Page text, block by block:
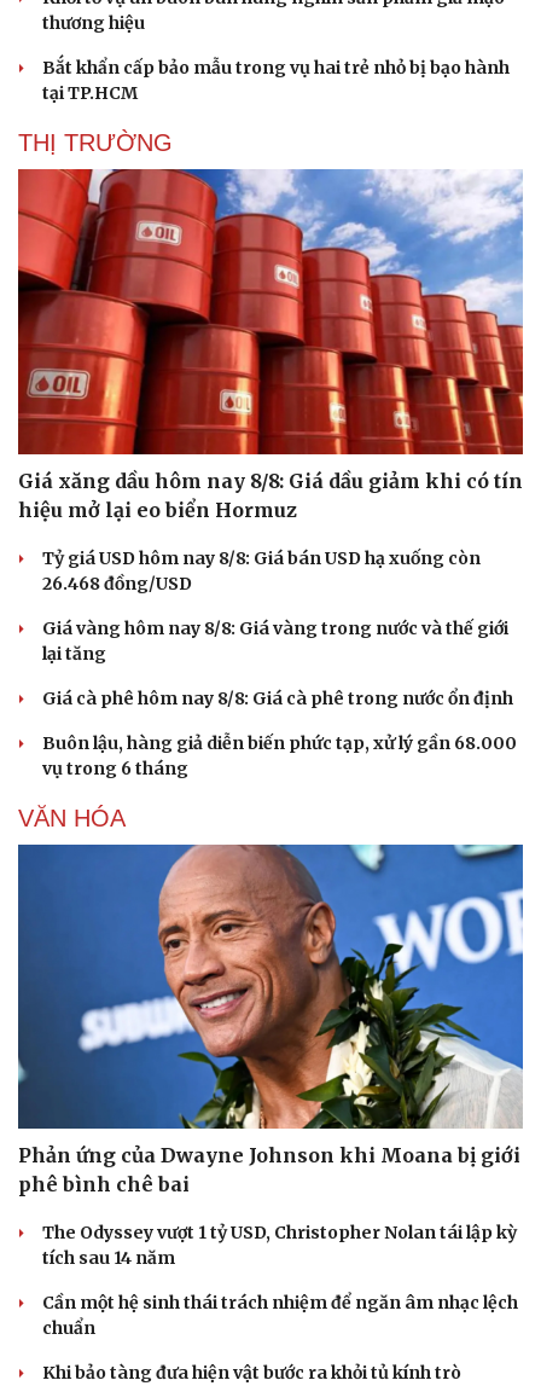
Săn Tour
check-in
Podcast
Câu chuyện thời sự
Đọc truyện đêm khuya
Cửa sổ tình yêu
Kể chuyện cho bé
Hạt giống tâm hồn
thương hiệu
Bắt khẩn cấp bảo mẫu trong vụ hai trẻ nhỏ bị bạo hành
tại TP.HCM
THỊ TRƯỜNG
Giá xăng dầu hôm nay 8/8: Giá dầu giảm khi có tín
hiệu mở lại eo biển Hormuz
Tỷ giá USD hôm nay 8/8: Giá bán USD hạ xuống còn
26.468 đồng/USD
Giá vàng hôm nay 8/8: Giá vàng trong nước và thế giới
lại tăng
Giá cà phê hôm nay 8/8: Giá cà phê trong nước ổn định
Buôn lậu, hàng giả diễn biến phức tạp, xử lý gần 68.000
vụ trong 6 tháng
VĂN HÓA
Phản ứng của Dwayne Johnson khi Moana bị giới
phê bình chê bai
The Odyssey vượt 1 tỷ USD, Christopher Nolan tái lập kỳ
tích sau 14 năm
Cần một hệ sinh thái trách nhiệm để ngăn âm nhạc lệch
chuẩn
Khi bảo tàng đưa hiện vật bước ra khỏi tủ kính trò